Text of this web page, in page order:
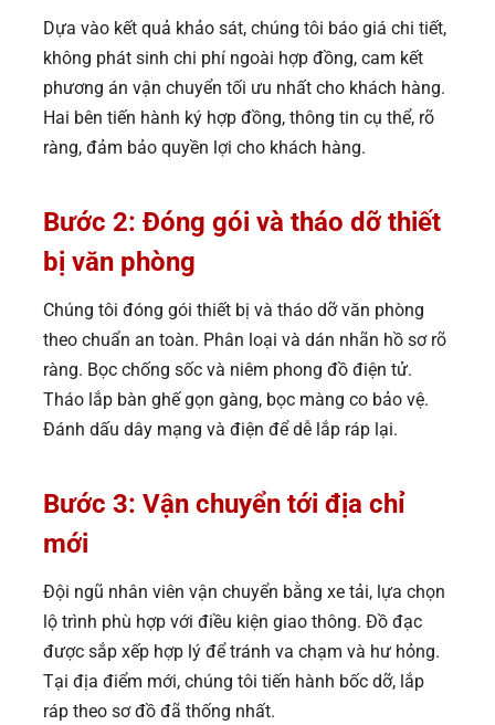
Dựa vào kết quả khảo sát, chúng tôi báo giá chi tiết,
không phát sinh chi phí ngoài hợp đồng, cam kết
phương án vận chuyển tối ưu nhất cho khách hàng.
Hai bên tiến hành ký hợp đồng, thông tin cụ thể, rõ
ràng, đảm bảo quyền lợi cho khách hàng.
Bước 2: Đóng gói và tháo dỡ thiết
bị văn phòng
Chúng tôi đóng gói thiết bị và tháo dỡ văn phòng
theo chuẩn an toàn. Phân loại và dán nhãn hồ sơ rõ
ràng. Bọc chống sốc và niêm phong đồ điện tử.
Tháo lắp bàn ghế gọn gàng, bọc màng co bảo vệ.
Đánh dấu dây mạng và điện để dễ lắp ráp lại.
Bước 3: Vận chuyển tới địa chỉ
mới
Đội ngũ nhân viên vận chuyển bằng xe tải, lựa chọn
lộ trình phù hợp với điều kiện giao thông. Đồ đạc
được sắp xếp hợp lý để tránh va chạm và hư hỏng.
Tại địa điểm mới, chúng tôi tiến hành bốc dỡ, lắp
ráp theo sơ đồ đã thống nhất.